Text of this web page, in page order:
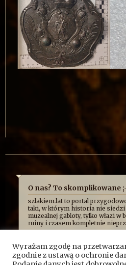
O nas? To skomplikowane
szlakiem.lat to portal
taki, w którym historia nie siedzi
muzealnej gabloty, tylko włazi w
ruiny i czasem kompletnie
człowiek ma przy tym frajdę.
kroniką przygód, wypraw i
jakimi mierzy się Fundacja
Wyrażam zgodę na
zgodnie z ustawą o ochronie